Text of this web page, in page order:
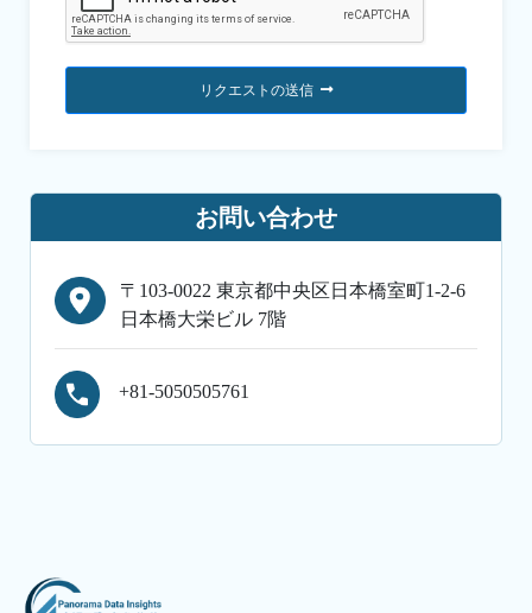
リクエストの送信
お問い合わせ
〒103-0022 東京都中央区日本橋室町1-2-6
日本橋大栄ビル 7階
+81-5050505761